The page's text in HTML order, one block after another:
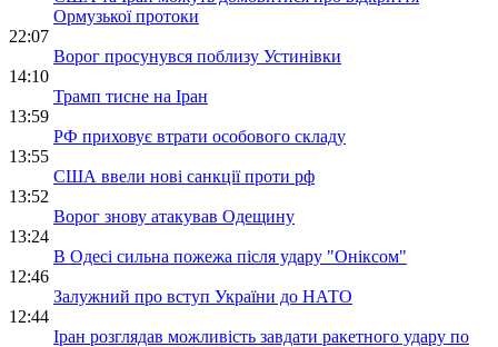
Ормузької протоки
22:07
Ворог просунувся поблизу Устинівки
14:10
Трамп тисне на Іран
13:59
РФ приховує втрати особового складу
13:55
США ввели нові санкції проти рф
13:52
Ворог знову атакував Одещину
13:24
В Одесі сильна пожежа після удару "Оніксом"
12:46
Залужний про вступ України до НАТО
12:44
Іран розглядав можливість завдати ракетного удару по